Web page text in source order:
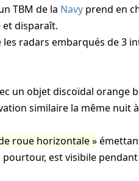
TBM de la Navy prend en
et disparaît.
radars embarqués de 3
un objet discoïdal orange
similaire la même nuit
roue horizontale
est visibile